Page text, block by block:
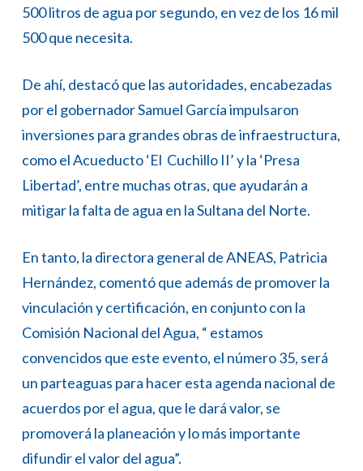
500 litros de agua por segundo, en vez de los 16 mil
500 que necesita.
De ahí, destacó que las autoridades, encabezadas
por el gobernador Samuel García impulsaron
inversiones para grandes obras de infraestructura,
como el Acueducto ‘El Cuchillo II’ y la ‘Presa
Libertad’, entre muchas otras, que ayudarán a
mitigar la falta de agua en la Sultana del Norte.
En tanto, la directora general de ANEAS, Patricia
Hernández, comentó que además de promover la
vinculación y certificación, en conjunto con la
Comisión Nacional del Agua, “ estamos
convencidos que este evento, el número 35, será
un parteaguas para hacer esta agenda nacional de
acuerdos por el agua, que le dará valor, se
promoverá la planeación y lo más importante
difundir el valor del agua”.